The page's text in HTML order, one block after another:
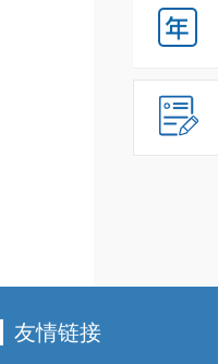
友情链接